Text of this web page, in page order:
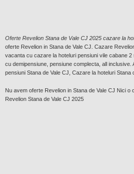
Oferte Revelion Stana de Vale CJ 2025 cazare la
oferte Revelion in Stana de Vale CJ. Cazare
vacanta cu cazare la hoteluri pensiuni vile cabane
cu demipensiune, pensiune complecta, all inclusive.
pensiuni Stana de Vale CJ, Cazare la hoteluri Stana
Nu avem oferte Revelion in Stana de Vale CJ Nici o
Revelion Stana de Vale CJ 2025